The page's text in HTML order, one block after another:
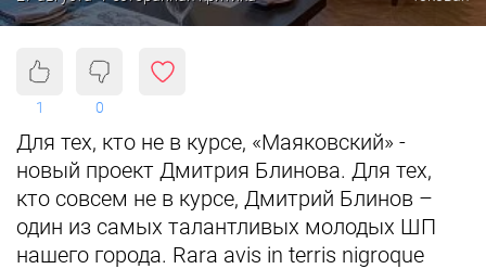
1 0
Для тех, кто не в курсе, «Маяковский» -
новый проект Дмитрия Блинова. Для тех,
кто совсем не в курсе, Дмитрий Блинов –
один из самых талантливых молодых ШП
нашего города. Rara avis in terris nigroque